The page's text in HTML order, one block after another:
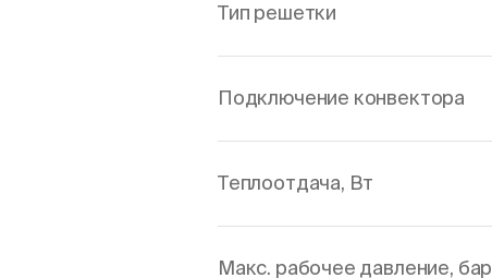
Тип решетки
Подключение конвектора
Теплоотдача, Вт
Макс. рабочее давление, бар